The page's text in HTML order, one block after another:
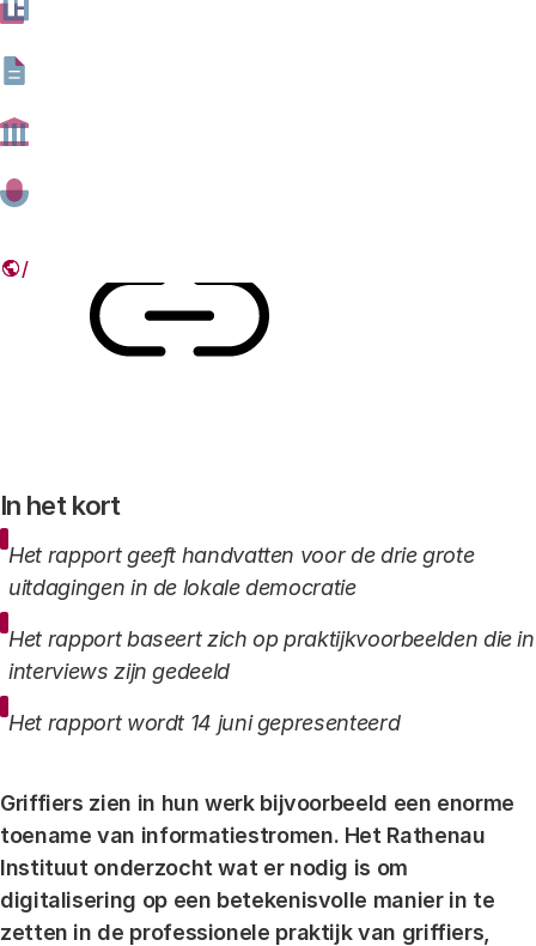
griffiers, met hun spilfunctie tussen gemeenteraden en
ambtenaren en inwoners anderzijds.
In het kort
Het rapport geeft handvatten voor de drie grote
uitdagingen in de lokale democratie
Het rapport baseert zich op praktijkvoorbeelden die in
interviews zijn gedeeld
Het rapport wordt 14 juni gepresenteerd
Griffiers zien in hun werk bijvoorbeeld een enorme
toename van informatiestromen. Het Rathenau
Instituut onderzocht wat er nodig is om
digitalisering op een betekenisvolle manier in te
zetten in de professionele praktijk van griffiers,